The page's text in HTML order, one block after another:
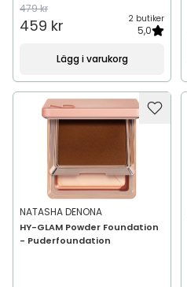
479 kr
459 kr 2 butiker
5,0
Lägg i varukorg
NATASHA DENONA
HY-GLAM Powder Foundation
- Puderfoundation